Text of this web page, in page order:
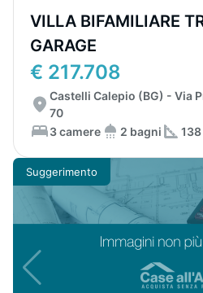
VILLA BIFAMILIARE
GARAGE
€ 217.708
Castelli Calepio (BG) - Via
70
3 camere
2 bagni
Suggerimento